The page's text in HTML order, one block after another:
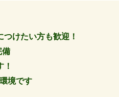
けたい方も歓迎！
備
境です